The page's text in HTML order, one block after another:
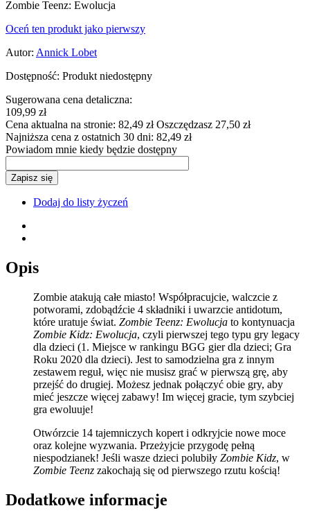
Zombie Teenz: Ewolucja
Oceń ten produkt jako pierwszy
Autor: Annick Lobet
Dostępność: Produkt niedostępny
Sugerowana cena detaliczna:
109,99 zł
Cena aktualna na stronie: 82,49 złOszczędzasz 27,50 zł
Najniższa cena z ostatnich 30 dni: 82,49 zł
Powiadom mnie kiedy będzie dostępny
Zapisz się
Dodaj do listy życzeń
Opis
Zombie atakują całe miasto! Współpracujcie, walczcie z
potworami, zdobądźcie 4 składniki i uwarzcie antidotum,
które uratuje świat. Zombie Teenz: Ewolucja to kontynuacja
Zombie Kidz: Ewolucja, czyli pierwszej tego typu gry legacy
dla dzieci (1. Miejsce w rankingu BGG gier dla dzieci; Gra
Roku 2020 dla dzieci). Jest to samodzielna gra z innym
zestawem reguł, więc nie musisz grać w pierwszą grę, aby
przejść do drugiej. Możesz jednak połączyć obie gry, aby
mieć jeszcze więcej zabawy! Im więcej gracie, tym szybciej
gra ewoluuje!
Otwórzcie 14 tajemniczych kopert i odkryjcie nowe moce
oraz kolejne wyzwania. Przeżyjcie przygodę pełną
niespodzianek! Jeśli wasze dzieci polubiły Zombie Kidz, w
Zombie Teenz zakochają się od pierwszego rzutu kością!
Dodatkowe informacje